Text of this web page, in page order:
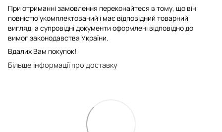
При отриманні замовлення переконайтеся в тому, що він
повністю укомплектований і має відповідний товарний
вигляд, а супровідні документи оформлені відповідно до
вимог законодавства України.
Вдалих Вам покупок!
Більше інформації про доставку